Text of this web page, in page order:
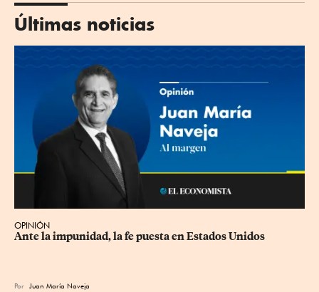
Últimas noticias
OPINIÓN
Ante la impunidad, la fe puesta en Estados Unidos
Por Juan María Naveja